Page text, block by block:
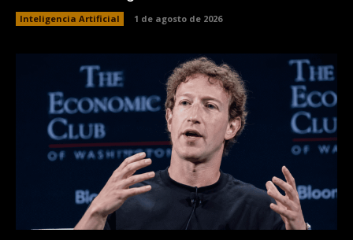
Inteligencia Artificial 1 de agosto de 2026